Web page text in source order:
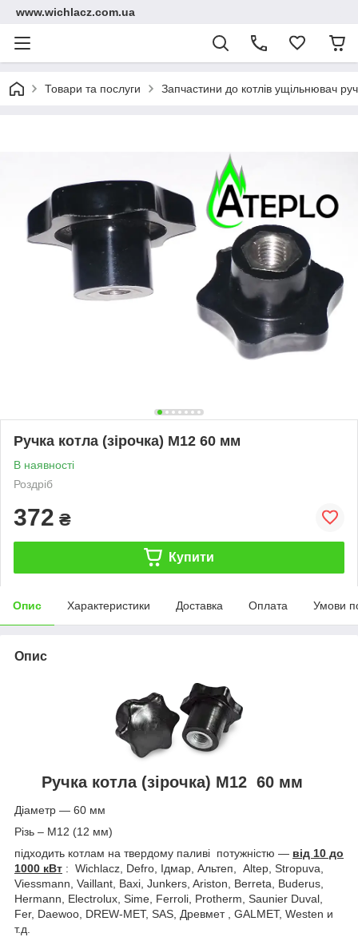
www.wichlacz.com.ua
Товари та послуги Запчастини до котлів ущільнювач
Ручка котла (зірочка) M12 60 мм
В наявності
Роздріб
372 ₴
Купити
Опис Характеристики Доставка Оплата Умови
Опис
Ручка котла (зірочка) M12 60 мм
Діаметр — 60 мм
Різь – М12 (12 мм)
підходить котлам на твердому паливі потужністю — від 10 до
1000 кВт : Wichlacz, Defro, Ідмар, Альтеп, Altep, Stropuva,
Viessmann, Vaillant, Baxi, Junkers, Ariston, Berreta, Buderus,
Hermann, Electrolux, Sime, Ferroli, Protherm, Saunier Duval,
Fer, Daewoo, DREW-MET, SAS, Древмет , GALMET, Westen и
т.д.